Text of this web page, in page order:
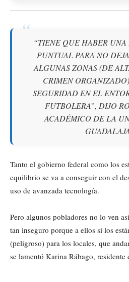
“TIENE QUE HABER UNA
PUNTUAL PARA NO
ALGUNAS ZONAS (DE
CRIMEN
SEGURIDAD EN EL
FUTBOLERA”, DIJO
ACADÉMICO DE LA
Tanto el gobierno federal como los
equilibrio se va a conseguir con el
uso de avanzada tecnología.
Pero algunos pobladores no lo ven
tan inseguro porque a ellos sí los
(peligroso) para los locales, que
se lamentó Karina Rábago, residente